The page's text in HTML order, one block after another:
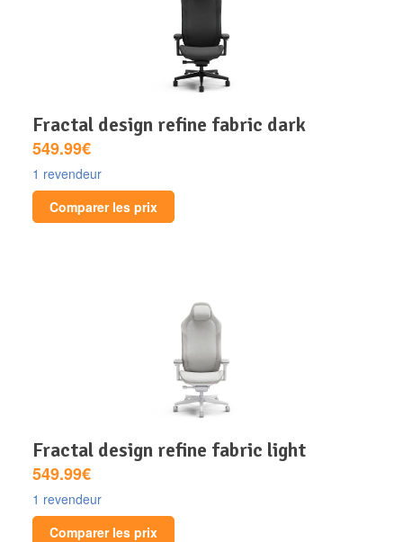
fractal design refine fabric dark
549.99€
1 revendeur
Comparer les prix
fractal design refine fabric light
549.99€
1 revendeur
Comparer les prix